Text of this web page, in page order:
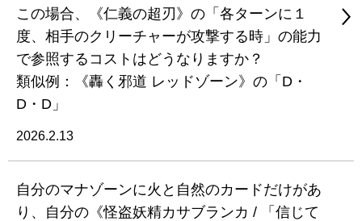
この場合、《仁義の超刃》の「各ターンに１
度、相手のクリーチャーが攻撃する時」の能力
で参照するコストはどうなりますか？
類似例：《轟く邪道 レッドゾーン》の「D・
D・D」
2026.2.13
自分のマナゾーンに火と自然のカードだけがあ
り、自分の《怪盗妖精カサブランカ / 「信じて